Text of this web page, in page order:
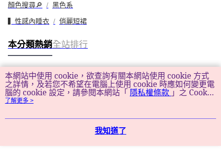
顏色搜尋🔎 黑色系
▍性感內睡衣 俏麗短裙
本分類熱銷全站排行
熱門標籤
本網站中使用 cookie，欲查詢有關本網站使用 cookie 方式
之詳情，及若您不希望在電腦上使用 cookie 時應如何變更電
腦的 cookie 設定，請參閱本網站「 隱私權條款 」之 Cookie
聲明。您繼續使用本網站即表示您同意本公司得按本網站使
了解更多 >
我知道了